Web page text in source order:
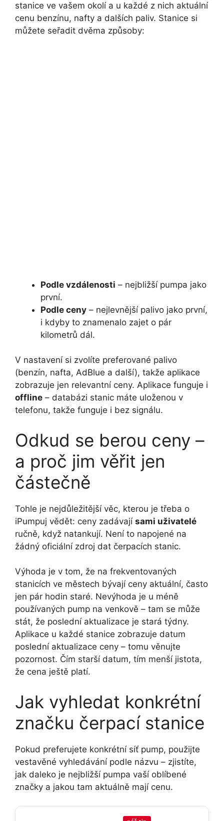
stanice ve vašem okolí a u každé z nich aktuální
cenu benzínu, nafty a dalších paliv. Stanice si
můžete seřadit dvěma způsoby:
Podle vzdálenosti – nejbližší pumpa jako
první.
Podle ceny – nejlevnější palivo jako první,
i kdyby to znamenalo zajet o pár
kilometrů dál.
V nastavení si zvolíte preferované palivo
(benzín, nafta, AdBlue a další), takže aplikace
zobrazuje jen relevantní ceny. Aplikace funguje i
offline – databázi stanic máte uloženou v
telefonu, takže funguje i bez signálu.
Odkud se berou ceny –
a proč jim věřit jen
částečně
Tohle je nejdůležitější věc, kterou je třeba o
iPumpuj vědět: ceny zadávají sami uživatelé
ručně, když natankují. Není to napojené na
žádný oficiální zdroj dat čerpacích stanic.
Výhoda je v tom, že na frekventovaných
stanicích ve městech bývají ceny aktuální, často
jen pár hodin staré. Nevýhoda je u méně
používaných pump na venkově – tam se může
stát, že poslední aktualizace je stará týdny.
Aplikace u každé stanice zobrazuje datum
poslední aktualizace ceny – tomu věnujte
pozornost. Čím starší datum, tím menší jistota,
že cena ještě platí.
Jak vyhledat konkrétní
značku čerpací stanice
Pokud preferujete konkrétní síť pump, použijte
vestavěné vyhledávání podle názvu – zjistíte,
jak daleko je nejbližší pumpa vaší oblíbené
značky a jakou tam aktuálně mají cenu.